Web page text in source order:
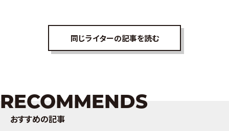
同じライターの記事を読む
RECOMMENDS
おすすめの記事